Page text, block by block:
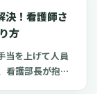
決！看護師さ
方
当を上げて人員
看護部長が抱え